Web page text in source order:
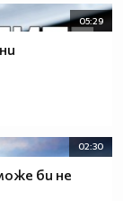
05:29
02:30
би не